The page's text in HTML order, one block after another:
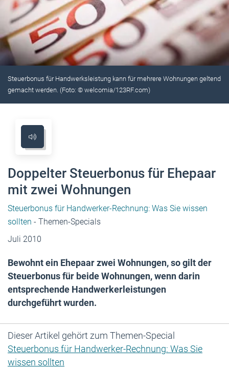
Steuerbonus für Handwerksleistung kann für mehrere Wohnungen geltend
gemacht werden. (Foto: © welcomia/123RF.com)
Doppelter Steuerbonus für Ehepaar
mit zwei Wohnungen
Steuerbonus für Handwerker-Rechnung: Was Sie wissen
sollten - Themen-Specials
Juli 2010
Bewohnt ein Ehepaar zwei Wohnungen, so gilt der
Steuerbonus für beide Wohnungen, wenn darin
entsprechende Handwerkerleistungen
durchgeführt wurden.
Dieser Artikel gehört zum Themen-Special
Steuerbonus für Handwerker-Rechnung: Was Sie
wissen sollten